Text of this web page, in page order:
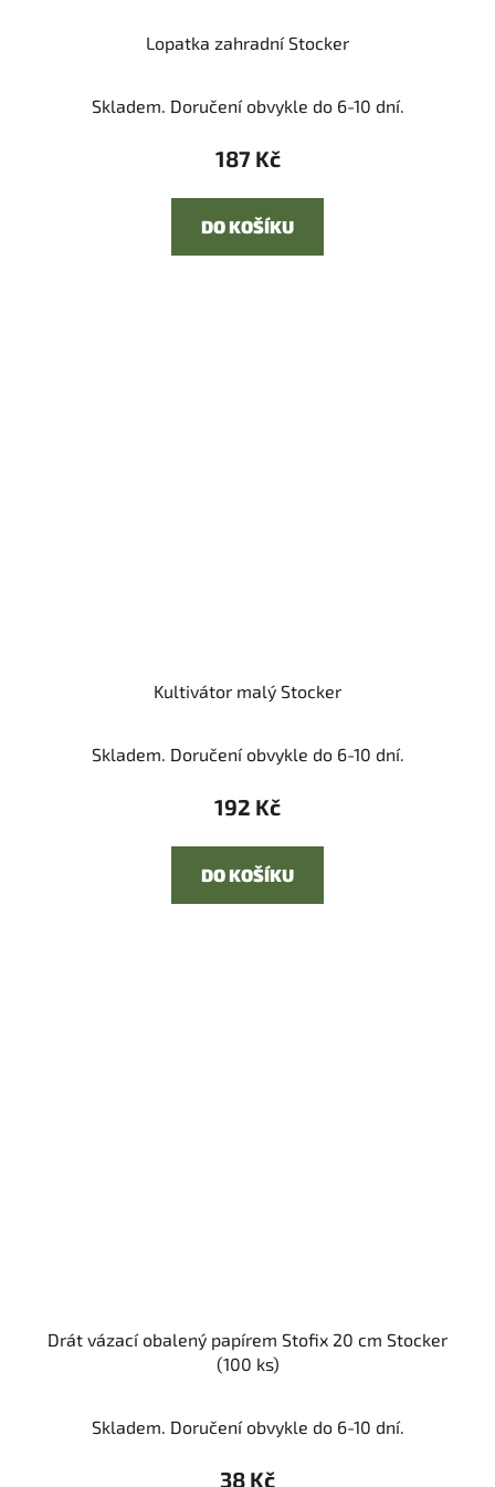
Lopatka zahradní Stocker
Skladem. Doručení obvykle do 6-10 dní.
187 Kč
DO KOŠÍKU
Kultivátor malý Stocker
Skladem. Doručení obvykle do 6-10 dní.
192 Kč
DO KOŠÍKU
Drát vázací obalený papírem Stofix 20 cm Stocker
(100 ks)
Skladem. Doručení obvykle do 6-10 dní.
38 Kč